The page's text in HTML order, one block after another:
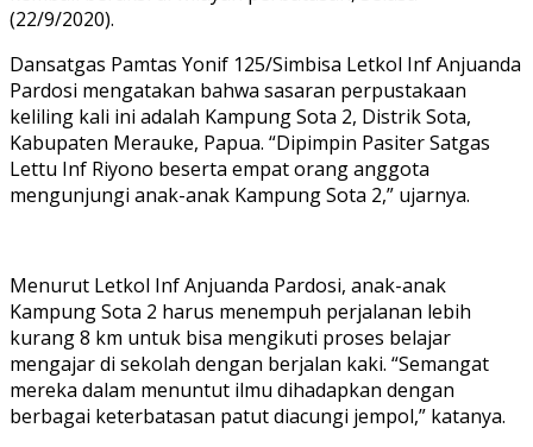
(22/9/2020).
Dansatgas Pamtas Yonif 125/Simbisa Letkol Inf Anjuanda
Pardosi mengatakan bahwa sasaran perpustakaan
keliling kali ini adalah Kampung Sota 2, Distrik Sota,
Kabupaten Merauke, Papua. “Dipimpin Pasiter Satgas
Lettu Inf Riyono beserta empat orang anggota
mengunjungi anak-anak Kampung Sota 2,” ujarnya.
Menurut Letkol Inf Anjuanda Pardosi, anak-anak
Kampung Sota 2 harus menempuh perjalanan lebih
kurang 8 km untuk bisa mengikuti proses belajar
mengajar di sekolah dengan berjalan kaki. “Semangat
mereka dalam menuntut ilmu dihadapkan dengan
berbagai keterbatasan patut diacungi jempol,” katanya.